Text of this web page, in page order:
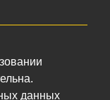
данных